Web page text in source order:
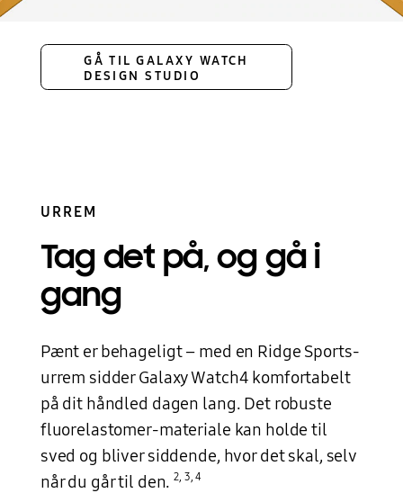
GÅ TIL GALAXY WATCH
DESIGN STUDIO
URREM
Tag det på,og gå i
gang
Pænt er behageligt – med en Ridge Sports-
urrem sidder Galaxy Watch4 komfortabelt
på dit håndled dagen lang. Det robuste
fluorelastomer-materiale kan holde til
sved og bliver siddende, hvor det skal, selv
når du går til den.2, 3,4